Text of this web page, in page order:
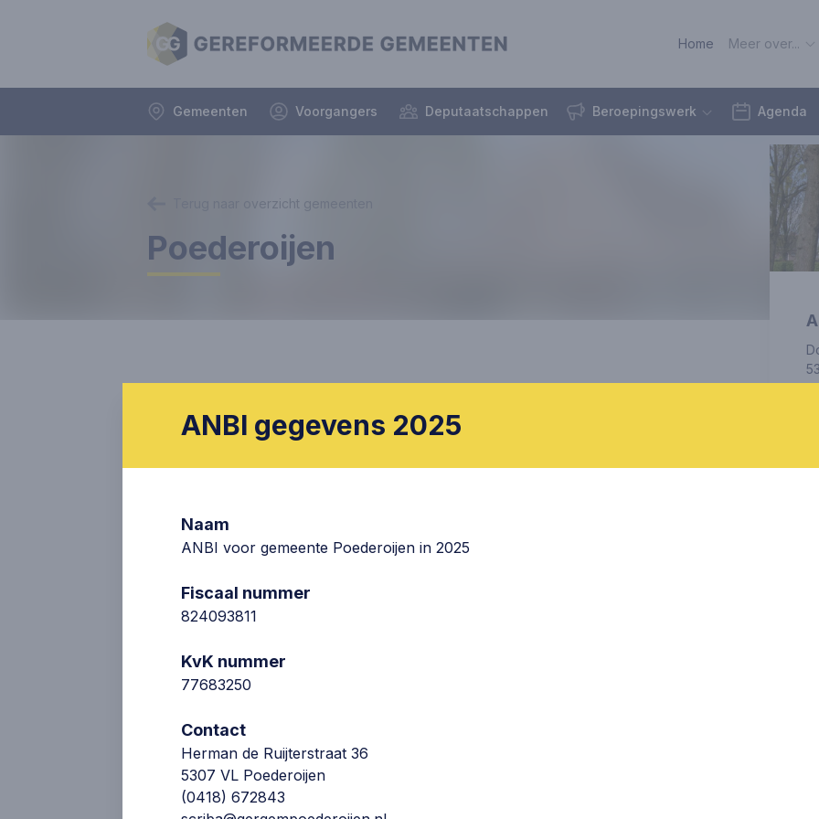
Home Meer over...
Gemeenten Voorgangers Deputaatschappen Beroepingswerk Agenda
Terug naar overzicht gemeenten
Poederoijen
nieuwe kerk bouwen nabij de Hervormde Kerk in deze plaats. Een jaar
later wordt het in gebruik genomen.
Predikant & Consulent
Ds. C. Sonnevelt
ANBI gegevens 2025
Naam
ANBI voor gemeente Poederoijen in 2025
Fiscaal nummer
824093811
KvK nummer
77683250
Contact
Herman de Ruijterstraat 36
5307 VL Poederoijen
(0418) 672843